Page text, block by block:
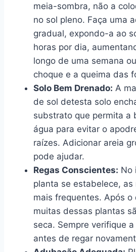
meia-sombra, não a
no sol pleno. Faça uma
gradual, expondo-a ao
horas por dia,
longo de uma semana
choque e a queima das
Solo Bem Drenado: A
de sol detesta solo
substrato que permita a
água para evitar o
raízes. Adicionar areia
pode ajudar.
Regas Conscientes: No
planta se estabelece,
mais frequentes. Após
muitas dessas plantas
seca. Sempre verifique
antes de regar